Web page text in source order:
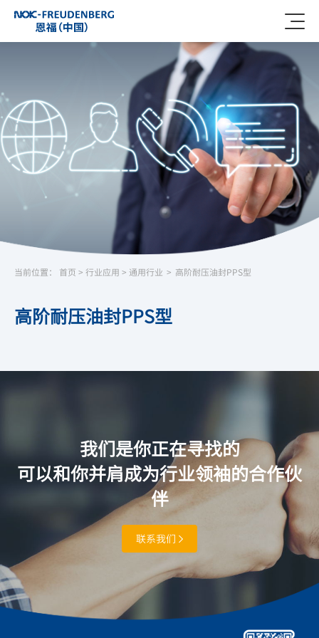
当前位置： 首页 > 行业应用 > 通用行业 > 高阶耐压油封PPS型
高阶耐压油封PPS型
我们是你正在寻找的
可以和你并肩成为行业领袖的合作伙
伴
联系我们